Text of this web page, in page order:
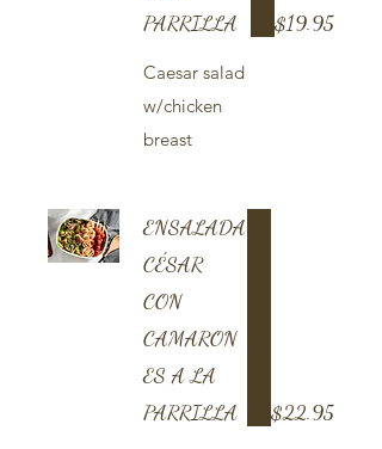
PARRILLA
Caesar salad
w/chicken
breast
$19.95
ENSALADA
CÉSAR
CON
CAMARON
ES A LA
PARRILLA
$22.95